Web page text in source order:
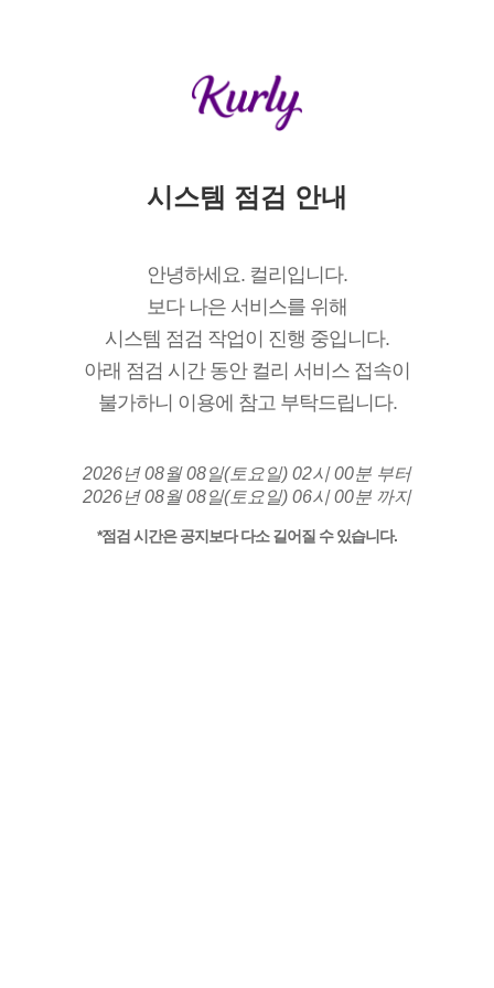
시스템 점검 안내
안녕하세요. 컬리입니다.
보다 나은 서비스를 위해
시스템 점검 작업이 진행 중입니다.
아래 점검 시간 동안 컬리 서비스 접속이
불가하니 이용에 참고 부탁드립니다.
2026년 08월 08일(토요일) 02시 00분 부터
2026년 08월 08일(토요일) 06시 00분 까지
*점검 시간은 공지보다 다소 길어질 수 있습니다.